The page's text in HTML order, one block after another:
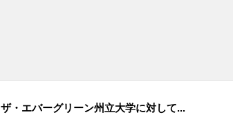
ザ・エバーグリーン州立大学に対して...